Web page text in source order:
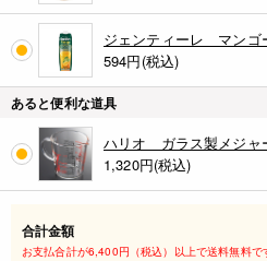
ジェンティーレ マンゴ
594円(税込)
あると便利な道具
ハリオ ガラス製メジャ
1,320円(税込)
合計金額
お支払合計が6,400円（税込）以上で送料無料で